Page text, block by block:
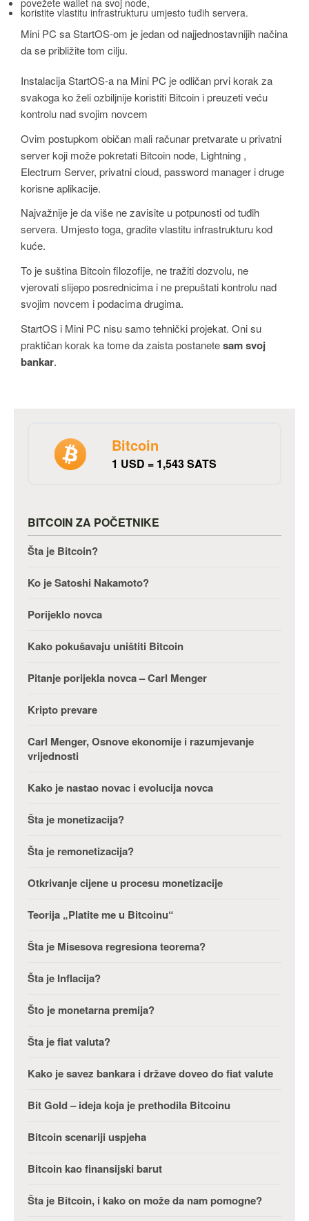
povežete wallet na svoj node,
koristite vlastitu infrastrukturu umjesto tuđih servera.
Mini PC sa StartOS-om je jedan od najjednostavnijih načina
da se približite tom cilju.
Instalacija StartOS-a na Mini PC je odličan prvi korak za
svakoga ko želi ozbiljnije koristiti Bitcoin i preuzeti veću
kontrolu nad svojim novcem
Ovim postupkom običan mali računar pretvarate u privatni
server koji može pokretati Bitcoin node, Lightning ,
Electrum Server, privatni cloud, password manager i druge
korisne aplikacije.
Najvažnije je da više ne zavisite u potpunosti od tuđih
servera. Umjesto toga, gradite vlastitu infrastrukturu kod
kuće.
To je suština Bitcoin filozofije, ne tražiti dozvolu, ne
vjerovati slijepo posrednicima i ne prepuštati kontrolu nad
svojim novcem i podacima drugima.
StartOS i Mini PC nisu samo tehnički projekat. Oni su
praktičan korak ka tome da zaista postanetesam svoj
bankar.
Bitcoin
1 USD = 1,543 SATS
BITCOIN ZA POČETNIKE
Šta je Bitcoin?
Ko je Satoshi Nakamoto?
Porijeklo novca
Kako pokušavaju uništiti Bitcoin
Pitanje porijekla novca – Carl Menger
Kripto prevare
Carl Menger, Osnove ekonomije i razumjevanje
vrijednosti
Kako je nastao novac i evolucija novca
Šta je monetizacija?
Šta je remonetizacija?
Otkrivanje cijene u procesu monetizacije
Teorija „Platite me u Bitcoinu“
Šta je Misesova regresiona teorema?
Šta je Inflacija?
Što je monetarna premija?
Šta je fiat valuta?
Kako je savez bankara i države doveo do fiat valute
Bit Gold – ideja koja je prethodila Bitcoinu
Bitcoin scenariji uspjeha
Bitcoin kao finansijski barut
Šta je Bitcoin, i kako on može da nam pomogne?